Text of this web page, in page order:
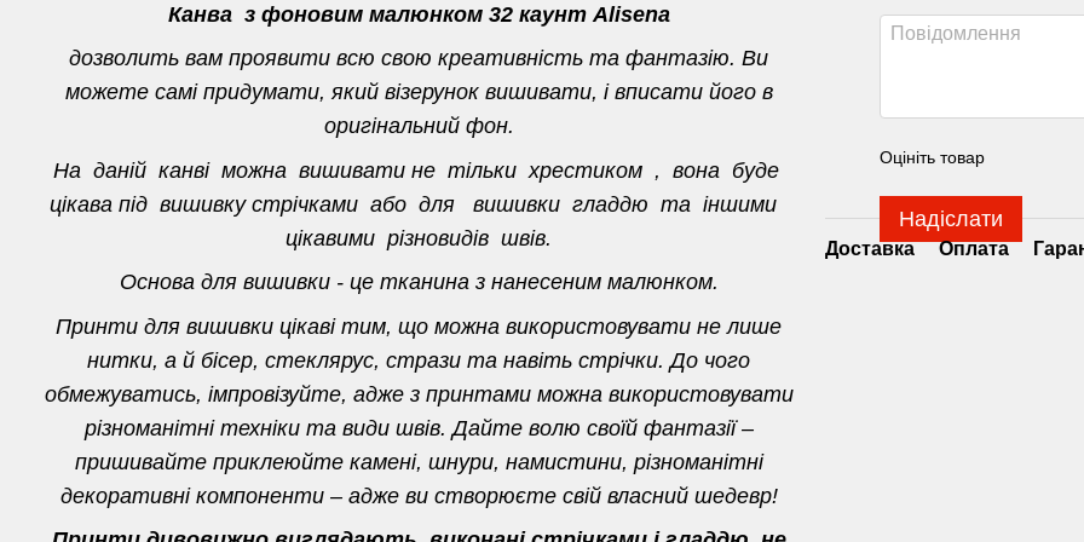
Канва з фоновим малюнком 32 каунт Alisena
дозволить вам проявити всю свою креативність та фантазію. Ви
можете самі придумати, який візерунок вишивати, і вписати його в
оригінальний фон.
На даній канві можна вишивати не тільки хрестиком , вона буде
цікава під вишивку стрічками або для вишивки гладдю та іншими
цікавими різновидів швів.
Основа для вишивки - це тканина з нанесеним малюнком.
Принти для вишивки цікаві тим, що можна використовувати не лише
нитки, а й бісер, стеклярус, стрази та навіть стрічки. До чого
обмежуватись, імпровізуйте, адже з принтами можна використовувати
різноманітні техніки та види швів. Дайте волю своїй фантазії –
пришивайте приклеюйте камені, шнури, намистини, різноманітні
декоративні компоненти – адже ви створюєте свій власний шедевр!
Оцініть товар
Надіслати
Доставка Оплата